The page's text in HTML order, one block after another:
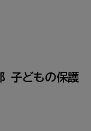
子どもの保護